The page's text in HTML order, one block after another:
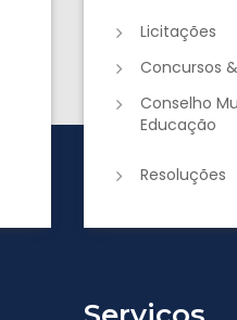
Licitações
Concursos
Conselho
Educação
Resoluções